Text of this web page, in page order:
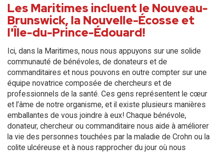
Les Maritimes incluent le Nouveau-
Brunswick, la Nouvelle-Écosse et
l'Île-du-Prince-Édouard!
Ici, dans la Maritimes, nous nous appuyons sur une solide
communauté de bénévoles, de donateurs et de
commanditaires et nous pouvons en outre compter sur une
équipe novatrice composée de chercheurs et de
professionnels de la santé. Ces gens représentent le cœur
et l’âme de notre organisme, et il existe plusieurs manières
emballantes de vous joindre à eux! Chaque bénévole,
donateur, chercheur ou commanditaire nous aide à améliorer
la vie des personnes touchées par la maladie de Crohn ou la
colite ulcéreuse et à nous rapprocher du jour où nous